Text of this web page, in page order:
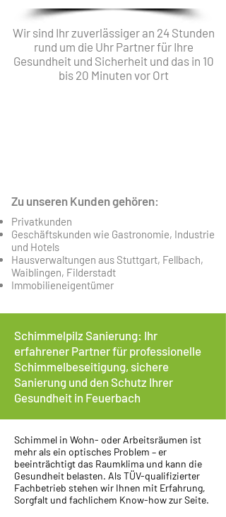
Wir sind Ihr zuverlässiger an 24 Stunden
rund um die Uhr Partner für Ihre
Gesundheit und Sicherheit und das in 10
bis 20 Minuten vor Ort
Zu unseren Kunden gehören:
Privatkunden
Geschäftskunden wie Gastronomie, Industrie
und Hotels
Hausverwaltungen aus Stuttgart, Fellbach,
Waiblingen, Filderstadt
Immobilieneigentümer
Schimmelpilz Sanierung: Ihr
erfahrener Partner für professionelle
Schimmelbeseitigung, sichere
Sanierung und den Schutz Ihrer
Gesundheit in Feuerbach
Schimmel in Wohn- oder Arbeitsräumen ist
mehr als ein optisches Problem – er
beeinträchtigt das Raumklima und kann die
Gesundheit belasten. Als TÜV-qualifizierter
Fachbetrieb stehen wir Ihnen mit Erfahrung,
Sorgfalt und fachlichem Know-how zur Seite.